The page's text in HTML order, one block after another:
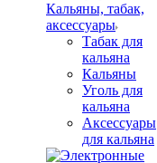
Кальяны, табак,
аксессуары
Табак для
кальяна
Кальяны
Уголь для
кальяна
Аксессуары
для кальяна